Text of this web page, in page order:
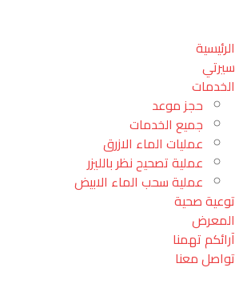
الرئيسية
سيرتي
الخدمات
حجز موعد
جميع الخدمات
عمليات الماء الازرق
عملية تصحيح نظر بالليزر
عملية سحب الماء الابيض
توعية صحية
المعرض
آرائكم تهمنا
تواصل معنا